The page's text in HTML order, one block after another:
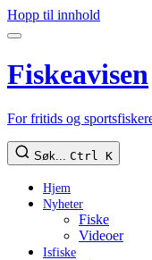
Hopp til innhold
Fiskeavisen
For fritids og
Søk... Ctrl K
Hjem
Nyheter
Fiske
Videoer
Isfiske